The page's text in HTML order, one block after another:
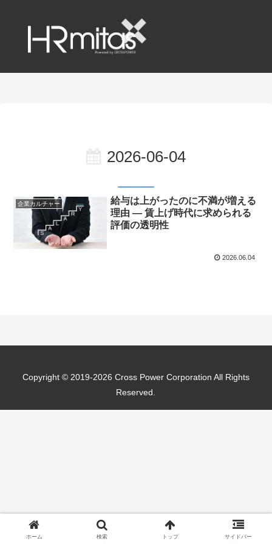
2026-06-04
企業カルチャー
給与は上がったのに不満が増える
理由 ― 賃上げ時代に求められる
評価の透明性
2026.06.04
Copyright © 2019-2026 Cross Power Corporation All Rights
Reserved.
ホーム 検索 トップ サイドバー